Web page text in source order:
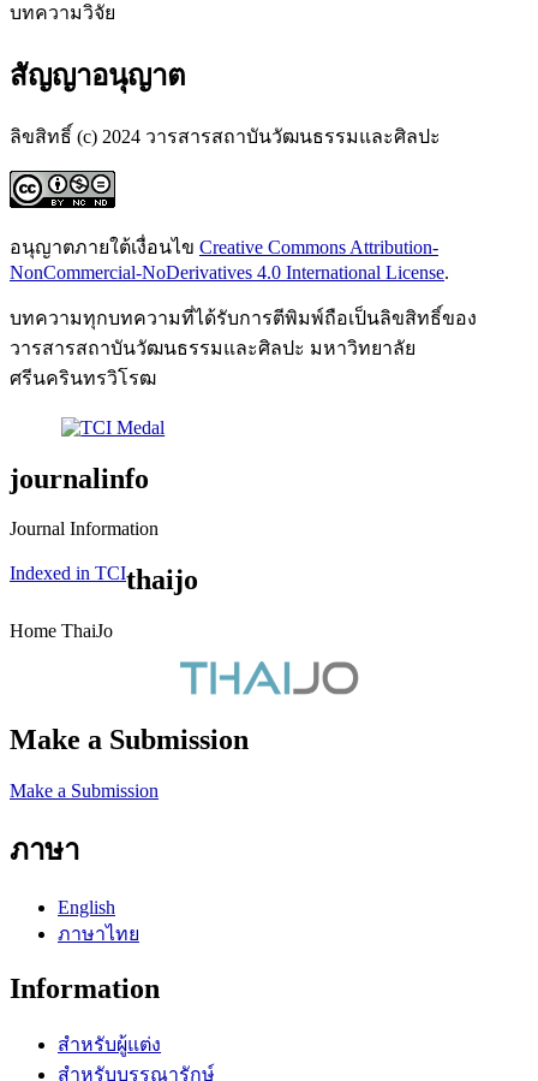
บทความวิจัย
สัญญาอนุญาต
ลิขสิทธิ์ (c) 2024 วารสารสถาบันวัฒนธรรมและศิลปะ
อนุญาตภายใต้เงื่อนไข Creative Commons Attribution-
NonCommercial-NoDerivatives 4.0 International License.
บทความทุกบทความที่ได้รับการตีพิมพ์ถือเป็นลิขสิทธิ์ของ
วารสารสถาบันวัฒนธรรมและศิลปะ มหาวิทยาลัย
ศรีนครินทรวิโรฒ
journalinfo
Journal Information
Indexed in TCIthaijo
Home ThaiJo
Make a Submission
Make a Submission
ภาษา
English
ภาษาไทย
Information
สำหรับผู้แต่ง
สำหรับบรรณารักษ์